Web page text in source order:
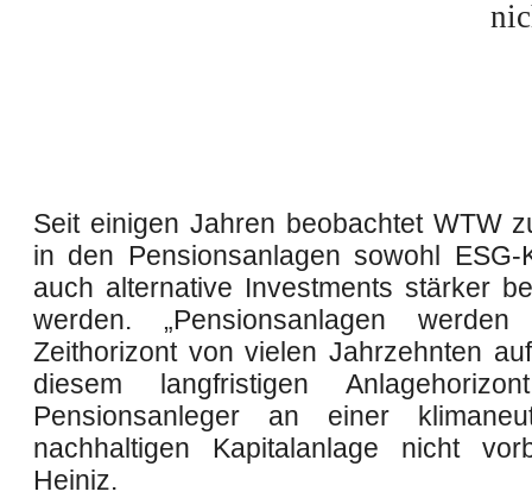
Seit einigen Jahren beobachtet WTW
in den Pensionsanlagen sowohl ESG-
auch alternative Investments stärker
werden. „Pensionsanlagen
Zeithorizont von vielen Jahrzehnten
diesem langfristigen
Pensionsanleger an einer
nachhaltigen Kapitalanlage nicht
Heiniz.